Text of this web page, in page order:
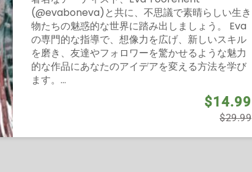
(@evaboneva)と共に、不思議で素晴らしい生き
物たちの魅惑的な世界に踏み出しましょう。 Eva
の専門的な指導で、想像力を広げ、新しいスキル
を磨き、友達やフォロワーを驚かせるような魅力
的な作品にあなたのアイデアを変える方法を学び
ます。...
$14.99
$29.99